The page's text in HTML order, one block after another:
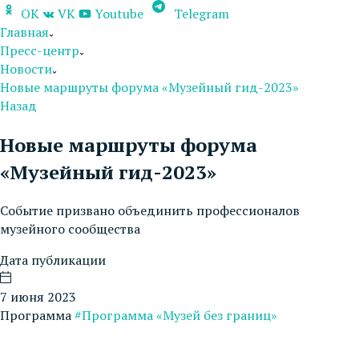
OK
VK Youtube
Telegram
Главная
Пресс-центр
Новости
Новые маршруты форума «Музейный гид-2023»
Назад
Новые маршруты форума
«Музейный гид-2023»
Событие призвано объединить профессионалов
музейного сообщества
Дата публикации
7 июня 2023
Программа#Программа «Музей без границ»